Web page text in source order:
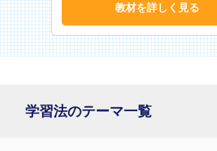
教材を詳しく見る
学習法のテーマ一覧